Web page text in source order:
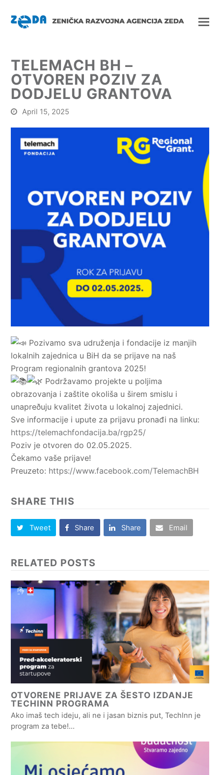
TELEMACH BH –
OTVOREN POZIV ZA
DODJELU GRANTOVA
April 15, 2025
Pozivamo sva udruženja i fondacije iz manjih
lokalnih zajednica u BiH da se prijave na naš
Program regionalnih grantova 2025!
Podržavamo projekte u poljima
obrazovanja i zaštite okoliša u širem smislu i
unapreðuju kvalitet života u lokalnoj zajednici.
Sve informacije i upute za prijavu pronađi na linku:
https://telemachfondacija.ba/rgp25/
Poziv je otvoren do 02.05.2025.
Čekamo vaše prijave!
Preuzeto: https://www.facebook.com/TelemachBH
SHARE THIS
Tweet Share Share Email
RELATED POSTS
OTVORENE PRIJAVE ZA ŠESTO IZDANJE
TECHINN PROGRAMA
Ako imaš tech ideju, ali ne i jasan biznis put, TechInn je
program za tebe!…